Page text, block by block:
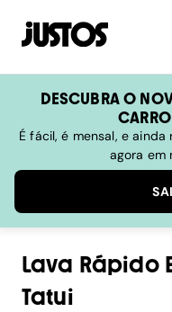
DESCUBRA O
É fácil, é mensal, e
agora em
Lava Rápido
Tatui